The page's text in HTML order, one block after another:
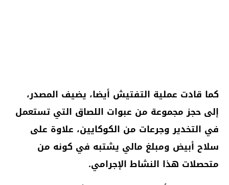
كما قادت عملية التفتيش أيضا، يضيف المصدر،
إلى حجز مجموعة من عبوات اللصاق التي تستعمل
في التخدير وجرعات من الكوكايين، علاوة على
سلاح أبيض ومبلغ مالي يشتبه في كونه من
متحصلات هذا النشاط الإجرامي.